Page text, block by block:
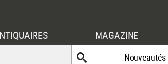
MAGAZINE
Nouveautés